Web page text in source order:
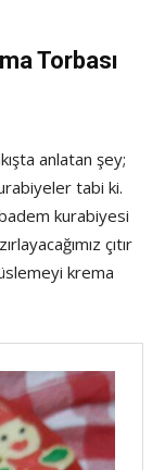
Torbası
anlatan şey;
tabi ki.
kurabiyesi
çıtır
krema